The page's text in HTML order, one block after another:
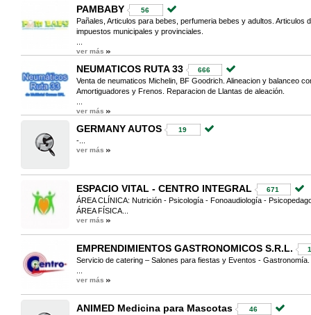
PAMBABY 56
Pañales, Articulos para bebes, perfumeria bebes y adultos. Articulos
impuestos municipales y provinciales.
ver más
NEUMATICOS RUTA 33 666
Venta de neumaticos Michelin, BF Goodrich. Alineacion y balanceo
Amortiguadores y Frenos. Reparacion de Llantas de aleación.
ver más
GERMANY AUTOS 19
-...
ver más
ESPACIO VITAL - CENTRO INTEGRAL 671
ÁREA CLÍNICA: Nutrición - Psicología - Fonoaudiología -
ÁREA FÍSICA...
ver más
EMPRENDIMIENTOS GASTRONOMICOS S.R.L.
Servicio de catering – Salones para fiestas y Eventos - Gastronomía.
ver más
ANIMED Medicina para Mascotas 46